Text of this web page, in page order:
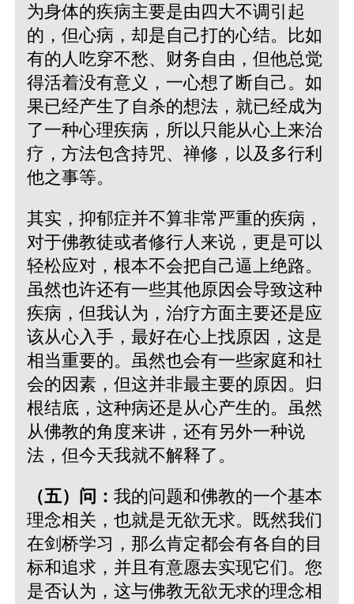
为身体的疾病主要是由四大不调引起
的，但心病，却是自己打的心结。比如
有的人吃穿不愁、财务自由，但他总觉
得活着没有意义，一心想了断自己。如
果已经产生了自杀的想法，就已经成为
了一种心理疾病，所以只能从心上来治
疗，方法包含持咒、禅修，以及多行利
他之事等。
其实，抑郁症并不算非常严重的疾病，
对于佛教徒或者修行人来说，更是可以
轻松应对，根本不会把自己逼上绝路。
虽然也许还有一些其他原因会导致这种
疾病，但我认为，治疗方面主要还是应
该从心入手，最好在心上找原因，这是
相当重要的。虽然也会有一些家庭和社
会的因素，但这并非最主要的原因。归
根结底，这种病还是从心产生的。虽然
从佛教的角度来讲，还有另外一种说
法，但今天我就不解释了。
（五）问： 我的问题和佛教的一个基本
理念相关，也就是无欲无求。既然我们
在剑桥学习，那么肯定都会有各自的目
标和追求，并且有意愿去实现它们。您
是否认为，这与佛教无欲无求的理念相